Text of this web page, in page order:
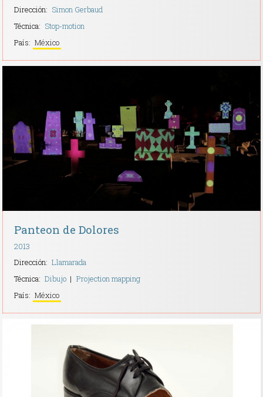
Dirección: Simon Gerbaud
Técnica: Stop-motion
País: México
Panteon de Dolores
2013
Dirección: Llamarada
Técnica: Dibujo
Projection mapping
País: México